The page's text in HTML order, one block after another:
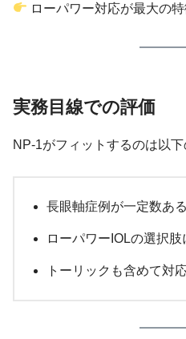
ローパワー対応が最大の
実務目線での評価
NP-1がフィットするのは以下
長眼軸症例が一定数あ
ローパワーIOLの選択肢
トーリックも含めて対